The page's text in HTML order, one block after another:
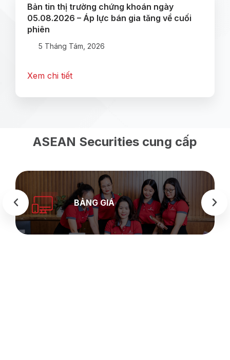
Bản tin thị trường chứng khoán ngày
05.08.2026 – Áp lực bán gia tăng về cuối
phiên
5 Tháng Tám, 2026
Xem chi tiết
ASEAN Securities cung cấp
BẢNG GIÁ